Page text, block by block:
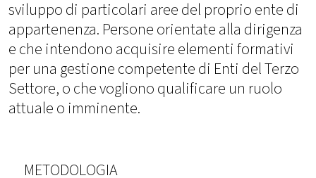
sviluppo di particolari aree del proprio ente di
appartenenza. Persone orientate alla dirigenza
e che intendono acquisire elementi formativi
per una gestione competente di Enti del Terzo
Settore, o che vogliono qualificare un ruolo
attuale o imminente.
METODOLOGIA